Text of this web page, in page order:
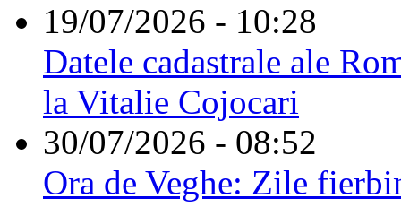
19/07/2026 - 10:28
Datele cadastrale ale
la Vitalie Cojocari
30/07/2026 - 08:52
Ora de Veghe: Zile